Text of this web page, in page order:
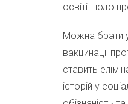
освіті щодо
Можна брати
вакцинації
ставить
історій у